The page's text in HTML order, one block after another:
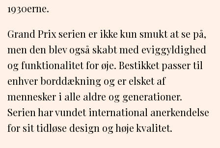
1930erne.
Grand Prix serien er ikke kun smukt at se på,
men den blev også skabt med eviggyldighed
og funktionalitet for øje. Bestikket passer til
enhver borddækning og er elsket af
mennesker i alle aldre og generationer.
Serien har vundet international anerkendelse
for sit tidløse design og høje kvalitet.